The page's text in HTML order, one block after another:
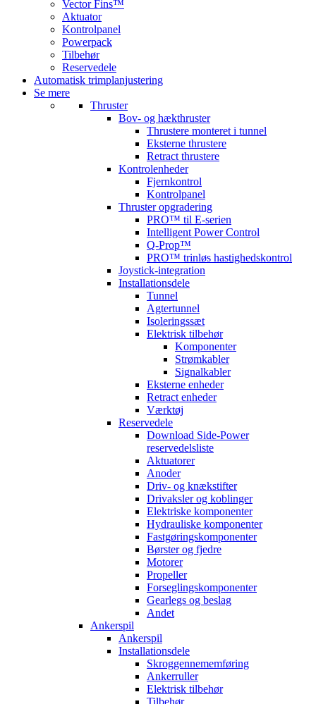
Vector Fins™
Aktuator
Kontrolpanel
Powerpack
Tilbehør
Reservedele
Automatisk trimplanjustering
Se mere
Thruster
Bov- og hækthruster
Thrustere monteret i tunnel
Eksterne thrustere
Retract thrustere
Kontrolenheder
Fjernkontrol
Kontrolpanel
Thruster opgradering
PRO™ til E-serien
Intelligent Power Control
Q-Prop™
PRO™ trinløs hastighedskontrol
Joystick-integration
Installationsdele
Tunnel
Agtertunnel
Isoleringssæt
Elektrisk tilbehør
Komponenter
Strømkabler
Signalkabler
Eksterne enheder
Retract enheder
Værktøj
Reservedele
Download Side-Power
reservedelsliste
Aktuatorer
Anoder
Driv- og knækstifter
Drivaksler og koblinger
Elektriske komponenter
Hydrauliske komponenter
Fastgøringskomponenter
Børster og fjedre
Motorer
Propeller
Forseglingskomponenter
Gearlegs og beslag
Andet
Ankerspil
Ankerspil
Installationsdele
Skroggennememføring
Ankerruller
Elektrisk tilbehør
Tilbehør